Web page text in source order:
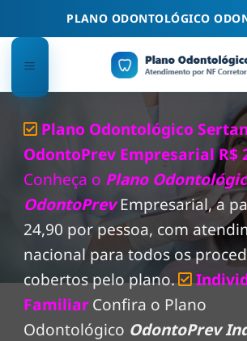
PLANO ODONTOLÓGICO
Plano Odontológico
OdontoPrev Empresarial R$
Conheça o Plano
OdontoPrev Empresarial, a
24,90 por pessoa, com
nacional para todos os
cobertos pelo plano.
FamiliarConfira o Plano
Odontológico OdontoPrev